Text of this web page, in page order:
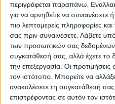
περιγράφεται παραπάνω.
για να αρνηθείτε να
πιο λεπτομερείς πληροφορίες και
σας πριν συναινέσετε. Λάβετε
των προσωπικών σας δεδομένων
συγκατάθεσή σας, αλλά έχετε το
την επεξεργασία. Οι
τον ιστότοπο. Μπορείτε να
ανακαλέσετε τη συγκατάθεσή
επιστρέφοντας σε αυτόν τον
Fear of the dark
Fear of the dark
I have a constant fear
always near